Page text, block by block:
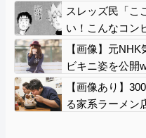
かない」
スレッズ民「こ
い！こんなコン
ギレ→被害者ア
よ」とツッコミ
【画像】元
ビキニ姿を公開
【画像あり】
る家系ラーメン